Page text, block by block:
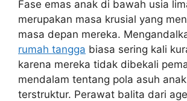
Fase emas anak di bawah usia
merupakan masa krusial yang
masa depan mereka.
rumah tangga biasa sering kali
karena mereka tidak dibekali
mendalam tentang pola asuh
terstruktur. Perawat balita dari